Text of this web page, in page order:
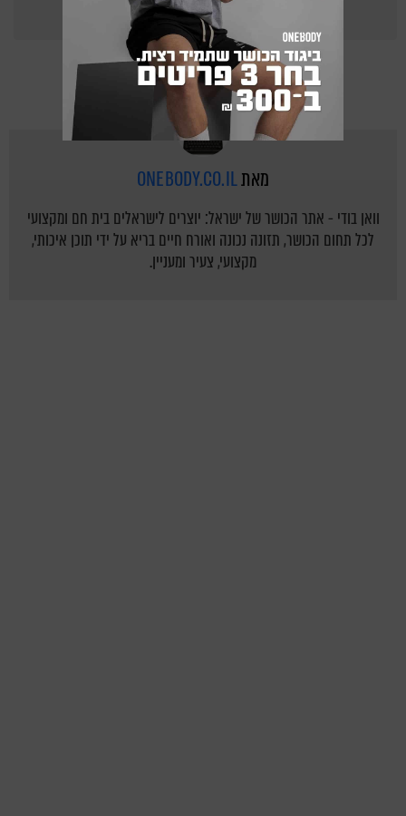
367
Points
מאתONEBODY.CO.IL
וואן בודי - אתר הכושר של ישראל: יוצרים לישראלים בית חם ומקצועי
לכל תחום הכושר, תזונה נכונה ואורח חיים בריא על ידי תוכן איכותי,
מקצועי, צעיר ומעניין.